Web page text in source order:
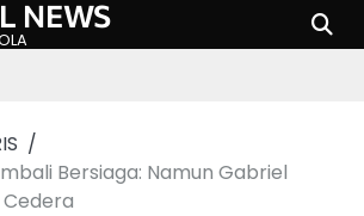
NEWS
Bersiaga: Namun Gabriel